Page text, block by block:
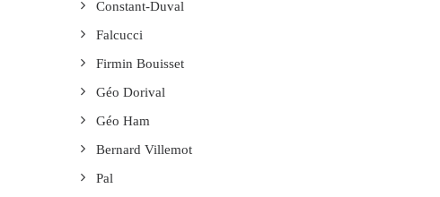
Constant-Duval
Falcucci
Firmin Bouisset
Géo Dorival
Géo Ham
Bernard Villemot
Pal